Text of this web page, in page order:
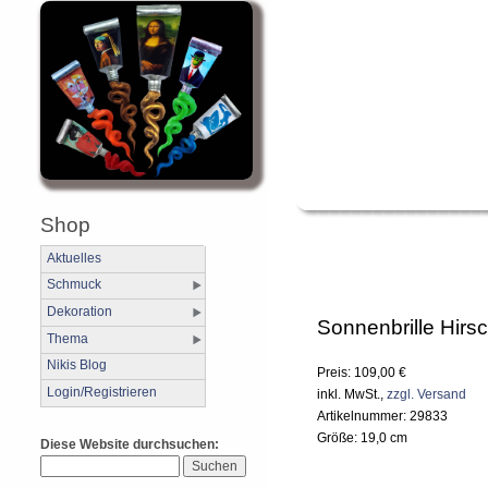
Shop
Aktuelles
Schmuck
Dekoration
Thema
Nikis Blog
Login/Registrieren
Diese Website durchsuchen:
Sonnenbrille
Preis: 109,00 €
inkl. MwSt., zzgl. Versand
Artikelnummer: 29833
Größe: 19,0 cm